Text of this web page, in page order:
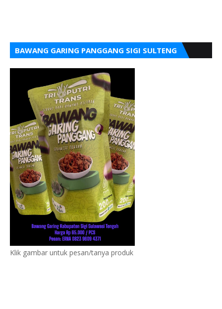
BAWANG GARING PANGGANG SIGI SULTENG
Klik gambar untuk pesan/tanya produk